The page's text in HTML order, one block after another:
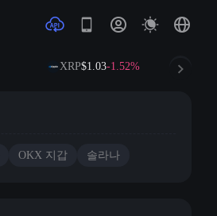
XRP$1.03-1.52%
OKX 지갑 솔라나